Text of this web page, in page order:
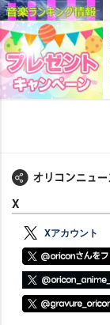
X
Xアカウント